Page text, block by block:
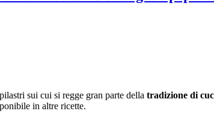
sui cui si regge gran parte della tradizione di
in altre ricette.